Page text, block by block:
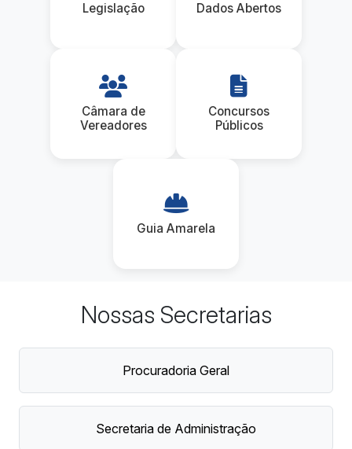
Legislação Dados Abertos
Câmara de
Vereadores
Concursos
Públicos
Guia Amarela
Nossas Secretarias
Procuradoria Geral
Secretaria de Administração